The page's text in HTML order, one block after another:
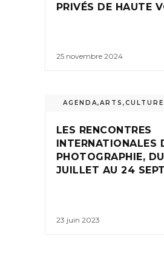
PRIVÉS DE HAUTE
25 novembre 2024
AGENDA,ARTS ,CULTURE
LES RENCONTRES
INTERNATIONALES
PHOTOGRAPHIE,
JUILLET AU 24
23 juin 2023